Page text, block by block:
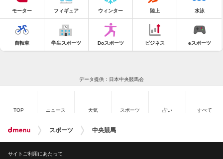
モーター フィギュア ウィンター 陸上 水泳
自転車 学生スポーツ Doスポーツ ビジネス eスポーツ
データ提供：日本中央競馬会
TOP ニュース 天気 スポーツ 占い すべて
スポーツ 中央競馬
サイトご利用にあたって